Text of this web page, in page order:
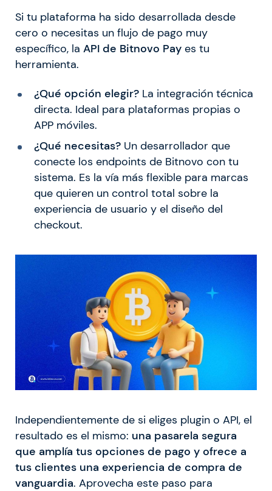
Si tu plataforma ha sido desarrollada desde
cero o necesitas un flujo de pago muy
específico, la API de Bitnovo Pay es tu
herramienta.
¿Qué opción elegir?La integración técnica
directa. Ideal para plataformas propias o
APP móviles.
¿Qué necesitas?Un desarrollador que
conecte los endpoints de Bitnovo con tu
sistema. Es la vía más flexible para marcas
que quieren un control total sobre la
experiencia de usuario y el diseño del
checkout.
Independientemente de si eliges plugin o API, el
resultado es el mismo: una pasarela segura
que amplía tus opciones de pago y ofrece a
tus clientes una experiencia de compra de
vanguardia. Aprovecha este paso para